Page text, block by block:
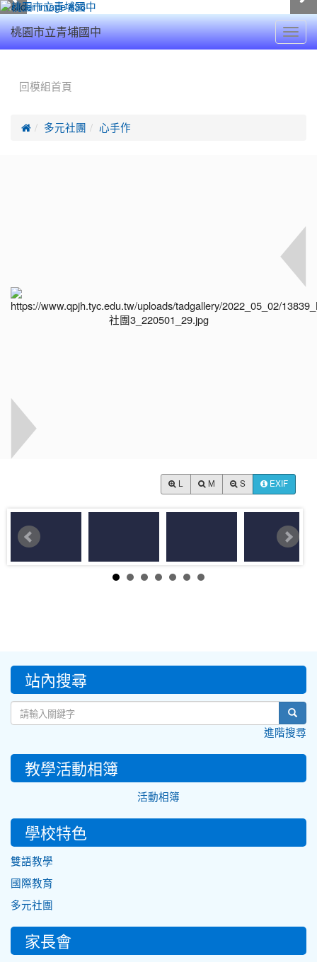
桃園市立青埔國中
回模組首頁
 多元社團 心手作
M S EXIF
::: 站內搜尋
進階搜尋
教學活動相簿
活動相簿
學校特色
雙語教學
國際教育
多元社團
家長會